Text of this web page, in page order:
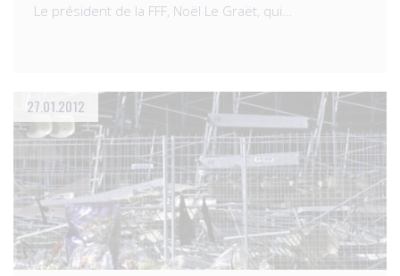
Le président de la FFF, Noël Le Graët, qui…
27.01.2012